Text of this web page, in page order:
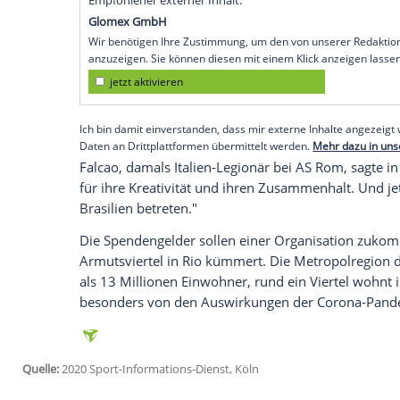
São Paulo(SID) -Brasiliens
1982 in Spanienhaben in einer
inRio de Janeiroaufgerufen. "Die
Coronavirus
Brasilienwar zwar bei der WM vor 38
Weltmeister Italien gescheitert, doch die
Zico war der große Star des Teams, zu
gehörten.
Empfohlener externer Inhalt:
Glomex GmbH
Wir benötigen Ihre Zustimmung, um den von
anzuzeigen. Sie können diesen mit einem Klick